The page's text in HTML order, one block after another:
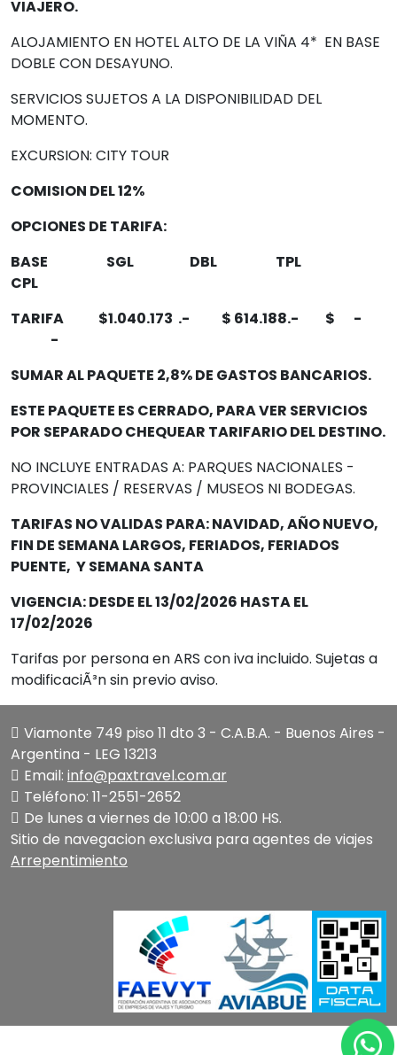
VIAJERO.
ALOJAMIENTO EN HOTEL ALTO DE LA VIÑA 4* EN BASE
DOBLE CON DESAYUNO.
SERVICIOS SUJETOS A LA DISPONIBILIDAD DEL
MOMENTO.
EXCURSION: CITY TOUR
COMISION DEL 12%
OPCIONES DE TARIFA:
BASE SGL DBL TPL
CPL
TARIFA $1.040.173 .- $ 614.188.- $ -
-
SUMAR AL PAQUETE 2,8% DE GASTOS BANCARIOS.
ESTE PAQUETE ES CERRADO, PARA VER SERVICIOS
POR SEPARADO CHEQUEAR TARIFARIO DEL DESTINO.
NO INCLUYE ENTRADAS A: PARQUES NACIONALES -
PROVINCIALES / RESERVAS / MUSEOS NI BODEGAS.
TARIFAS NO VALIDAS PARA: NAVIDAD, AÑO NUEVO,
FIN DE SEMANA LARGOS, FERIADOS, FERIADOS
PUENTE, Y SEMANA SANTA
VIGENCIA: DESDE EL 13/02/2026 HASTA EL
17/02/2026
Tarifas por persona en ARS con iva incluido. Sujetas a
modificaciÃ³n sin previo aviso.
Viamonte 749 piso 11 dto 3 - C.A.B.A. - Buenos Aires -
Argentina - LEG 13213
Email: info@paxtravel.com.ar
Teléfono: 11-2551-2652
De lunes a viernes de 10:00 a 18:00 HS.
Sitio de navegacion exclusiva para agentes de viajes
Arrepentimiento